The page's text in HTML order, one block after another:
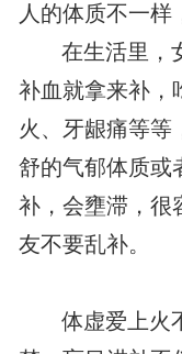
人的体质不一样
在生活里，
补血就拿来补，
火、牙龈痛等等
舒的气郁体质或
补，会壅滞，很
友不要乱补。
体虚爱上火